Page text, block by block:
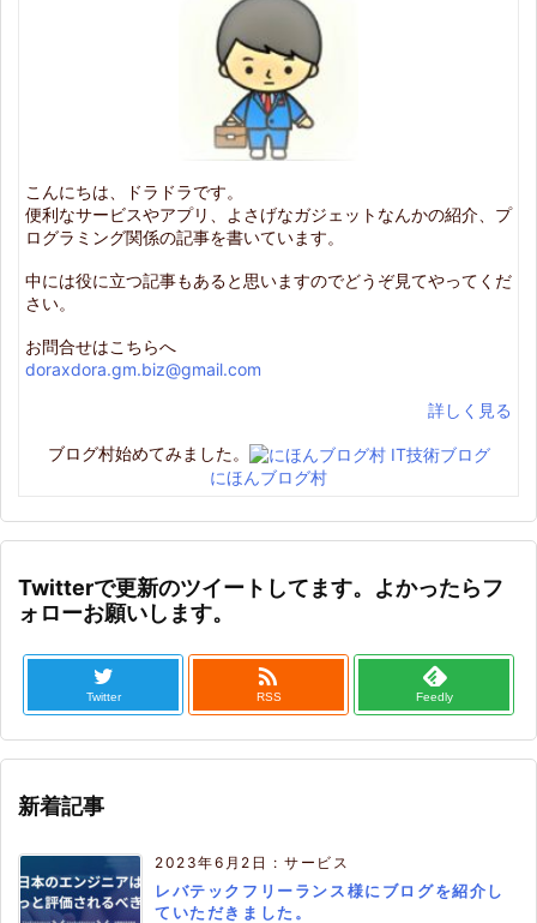
こんにちは、ドラドラです。
便利なサービスやアプリ、よさげなガジェットなんかの紹介、プ
ログラミング関係の記事を書いています。
中には役に立つ記事もあると思いますのでどうぞ見てやってくだ
さい。
お問合せはこちらへ
doraxdora.gm.biz@gmail.com
詳しく見る
ブログ村始めてみました。
にほんブログ村
Twitterで更新のツイートしてます。よかったらフ
ォローお願いします。
Twitter

RSS Feedly
新着記事
2023年6月2日 :サービス
レバテックフリーランス様にブログを紹介し
ていただきました。